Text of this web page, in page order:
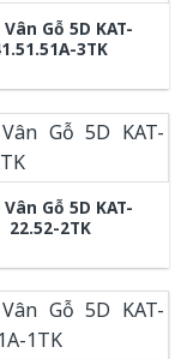
Gỗ 5D KAT-
3TK
Gỗ 5D KAT-
22.52-2TK